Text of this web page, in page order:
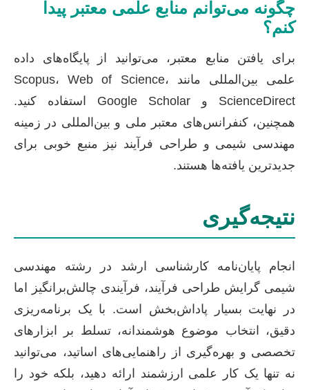
چگونه می‌توانم منابع علمی معتبر پیدا
کنم؟
برای یافتن منابع معتبر، می‌توانید از پایگاه‌های داده
علمی بین‌المللی مانند Scopus، Web of Science،
ScienceDirect و Google Scholar استفاده کنید.
همچنین، کنفرانس‌های معتبر ملی و بین‌المللی در زمینه
مهندسی شیمی و طراحی فرآیند نیز منبع خوبی برای
جدیدترین یافته‌ها هستند.
نتیجه‌گیری
انجام پایان‌نامه کارشناسی ارشد در رشته مهندسی
شیمی گرایش طراحی فرآیند، فرآیندی چالش‌برانگیز اما
در نهایت بسیار پاداش‌بخش است. با یک برنامه‌ریزی
دقیق، انتخاب موضوع هوشمندانه، تسلط بر ابزارهای
تخصصی و بهره‌گیری از راهنمایی‌های اساتید، می‌توانید
نه تنها یک کار علمی ارزشمند ارائه دهید، بلکه خود را